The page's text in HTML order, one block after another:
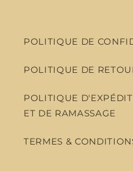
POLITIQUE DE
POLITIQUE DE
POLITIQUE
ET DE RAMASSAGE
TERMES &